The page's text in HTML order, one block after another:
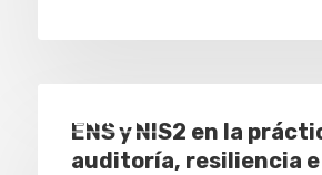
Eventos
ENS y NIS2 en la
auditoría, resiliencia e